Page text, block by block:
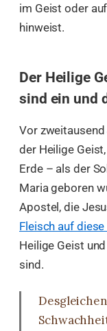
im Geist oder
hinweist.
Der Heilige
sind ein und
Vor
der Heilige
Erde – als der
Maria geboren
Apostel, die
Fleisch auf
Heilige Geist
sind.